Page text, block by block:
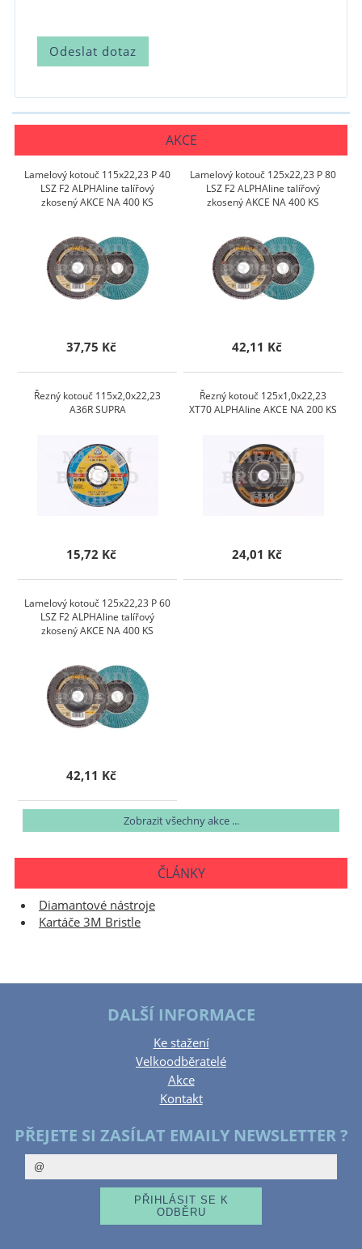
AKCE
Lamelový kotouč 115x22,23 P 40
LSZ F2 ALPHAline talířový
zkosený AKCE NA 400 KS
37,75 Kč
Lamelový kotouč 125x22,23 P 80
LSZ F2 ALPHAline talířový
zkosený AKCE NA 400 KS
42,11 Kč
Řezný kotouč 115x2,0x22,23
A36R SUPRA
15,72 Kč
Řezný kotouč 125x1,0x22,23
XT70 ALPHAline AKCE NA 200 KS
24,01 Kč
Lamelový kotouč 125x22,23 P 60
LSZ F2 ALPHAline talířový
zkosený AKCE NA 400 KS
42,11 Kč
Zobrazit všechny akce ...
ČLÁNKY
Diamantové nástroje
Kartáče 3M Bristle
DALŠÍ INFORMACE
Ke stažení
Velkoodběratelé
Akce
Kontakt
PŘEJETE SI ZASÍLAT EMAILY NEWSLETTER ?